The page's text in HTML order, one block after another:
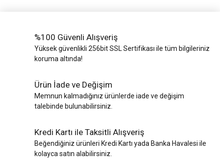
%100 Güvenli Alışveriş
Yüksek güvenlikli 256bit SSL Sertifikası ile tüm bilgileriniz
koruma altında!
Ürün İade ve Değişim
Memnun kalmadığınız ürünlerde iade ve değişim
talebinde bulunabilirsiniz.
Kredi Kartı ile Taksitli Alışveriş
Beğendiğiniz ürünleri Kredi Kartı yada Banka Havalesi ile
kolayca satın alabilirsiniz.